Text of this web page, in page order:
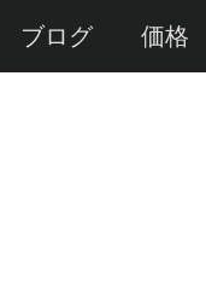
ブログ 価格